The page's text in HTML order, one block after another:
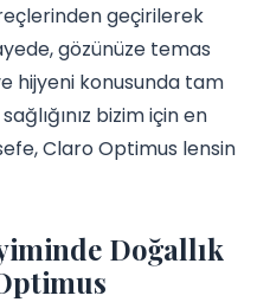
geçirilerek
gözünüze temas
hijyeni konusunda tam
bizim için en
Claro Optimus lensin
Doğallık